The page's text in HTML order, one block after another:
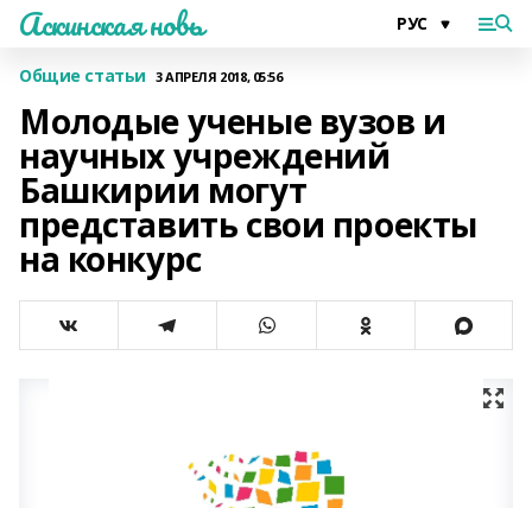
Аскинская новь
Общие статьи 3 АПРЕЛЯ 2018, 05:56
Молодые ученые вузов и
научных учреждений
Башкирии могут
представить свои проекты
на конкурс